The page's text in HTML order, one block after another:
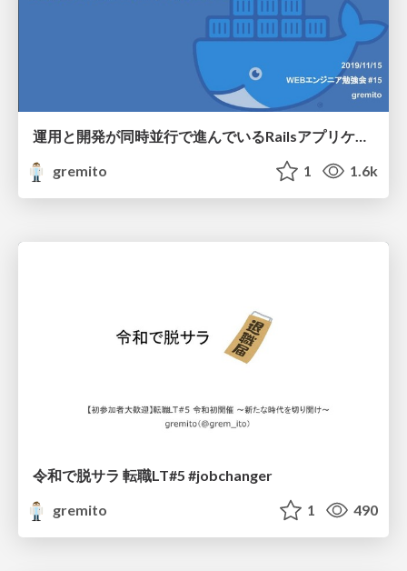
運用と開発が同時並行で進んでいるRailsアプリケーションをDocker対応した事例について
gremito
1 1.6k
令和で脱サラ 転職LT#5 #jobchanger
gremito
1 490